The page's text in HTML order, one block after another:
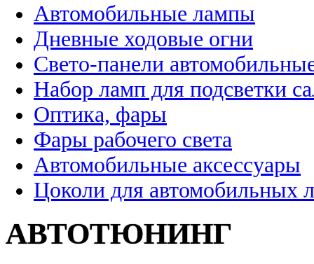
Автомобильные лампы
Дневные ходовые огни
Свето-панели
Набор ламп для подсветки
Оптика, фары
Фары рабочего света
Автомобильные аксессуары
Цоколи для автомобильных
АВТОТЮНИНГ